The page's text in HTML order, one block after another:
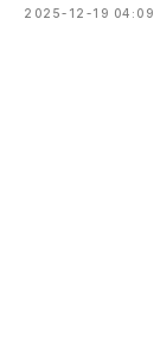
2025-12-19 04:09